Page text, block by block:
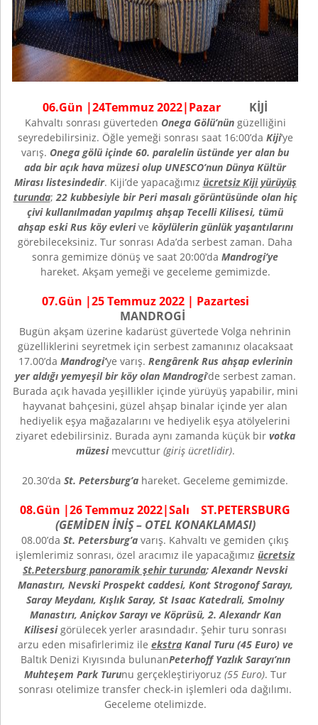
06.Gün |24Temmuz2022|Pazar KİJİ
Kahvaltı sonrası güverteden Onega Gölü’nüngüzelliğini
seyredebilirsiniz. Öğle yemeği sonrası saat 16:00’da Kiji’ye
varış. Onega gölü içinde 60. paralelin üstünde yer alan bu
ada bir açık hava müzesi olup UNESCO’nun Dünya Kültür
Mirası listesindedir. Kiji’de yapacağımız ücretsiz Kiji yürüyüş
turunda;22 kubbesiyle bir Peri masalı görüntüsünde olan hiç
çivi kullanılmadan yapılmış ahşap Tecelli Kilisesi, tümü
ahşap eski Rus köy evlerive köylülerin günlük yaşantılarını
görebileceksiniz. Tur sonrası Ada’da serbest zaman. Daha
sonra gemimize dönüş ve saat 20:00’da Mandrogi’ye
hareket. Akşam yemeği ve geceleme gemimizde.
07.Gün |25 Temmuz 2022 | Pazartesi
MANDROGİ
Bugün akşam üzerine kadarüst güvertede Volga nehrinin
güzelliklerini seyretmek için serbest zamanınız olacaksaat
17.00’da Mandrogi’ye varış. Rengârenk Rus ahşap evlerinin
yer aldığı yemyeşil bir köy olan Mandrogi’de serbest zaman.
Burada açık havada yeşillikler içinde yürüyüş yapabilir, mini
hayvanat bahçesini, güzel ahşap binalar içinde yer alan
hediyelik eşya mağazalarını ve hediyelik eşya atölyelerini
ziyaret edebilirsiniz. Burada aynı zamanda küçük bir votka
müzesimevcuttur (giriş ücretlidir).
20.30’da St. Petersburg’a hareket. Geceleme gemimizde.
08.Gün |26 Temmuz 2022|Salı ST.PETERSBURG
(GEMİDEN İNİŞ – OTEL KONAKLAMASI)
08.00’da St. Petersburg’a varış. Kahvaltı ve gemiden çıkış
işlemlerimiz sonrası, özel aracımız ile yapacağımız ücretsiz
St.Petersburg panoramik şehir turunda; Alexandr Nevski
Manastırı, Nevski Prospekt caddesi, Kont Strogonof Sarayı,
Saray Meydanı, Kışlık Saray, St Isaac Katedrali, Smolnıy
Manastırı, Aniçkov Sarayı ve Köprüsü, 2. Alexandr Kan
Kilisesigörülecek yerler arasındadır. Şehir turu sonrası
arzu eden misafirlerimiz ile ekstraKanal Turu (45 Euro) ve
Baltık Denizi Kıyısında bulunanPeterhoff Yazlık Sarayı’nın
Muhteşem Park Turunu gerçekleştiriyoruz (55 Euro). Tur
sonrası otelimize transfer check-in işlemleri oda dağılımı.
Geceleme otelimizde.